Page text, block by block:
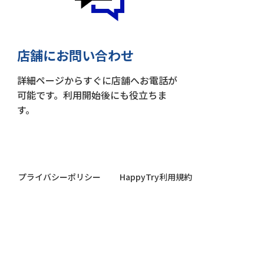
店舗にお問い合わせ
詳細ページからすぐに店舗へお電話が
可能です。利用開始後にも役立ちま
す。
プライバシーポリシー HappyTry利用規約